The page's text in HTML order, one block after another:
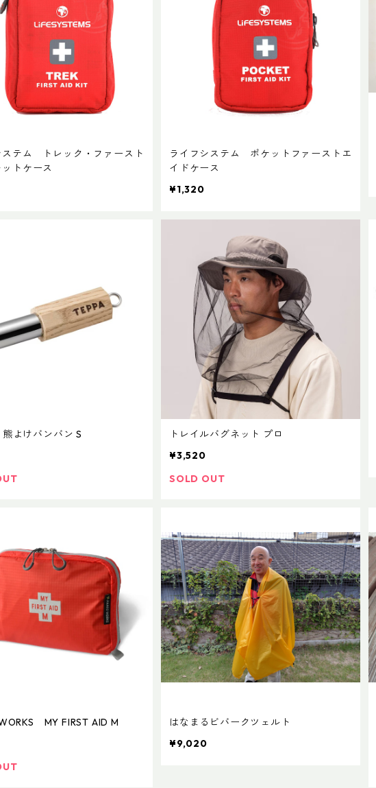
ステム トレック・ファースト
トケース
ライフシステム ポケットファーストエ
イドケース
¥1,320
よけバンバン S
トレイルバグネット プロ
¥3,520
SOLD OUT
MY FIRST AID M
はなまるビバークツェルト
¥9,020